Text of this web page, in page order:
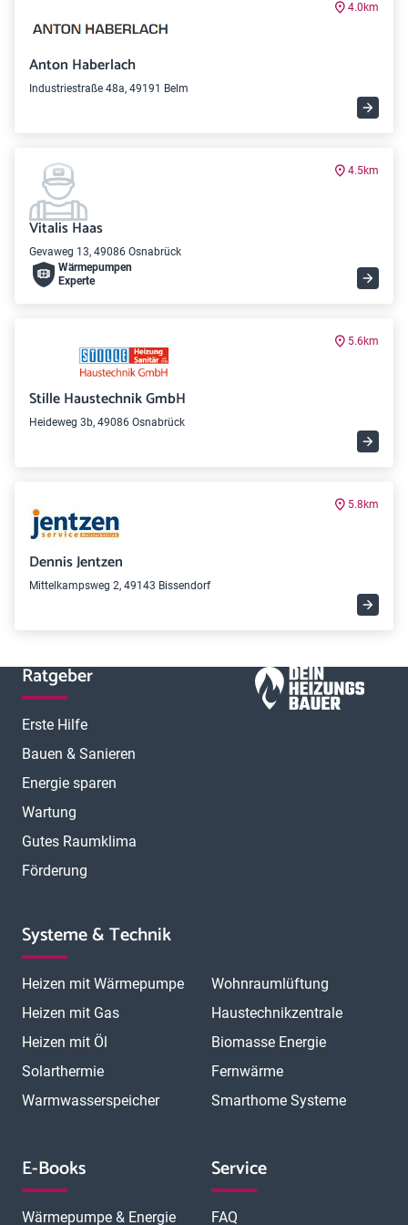
4.0km
Anton Haberlach
Industriestraße 48a, 49191 Belm
4.5km
Vitalis Haas
Gevaweg 13, 49086 Osnabrück
Wärme­pumpen
Experte
5.6km
Stille Haustechnik GmbH
Heideweg 3b, 49086 Osnabrück
5.8km
Dennis Jentzen
Mittelkampsweg 2, 49143 Bissendorf
Ratgeber
Erste Hilfe
Bauen & Sanieren
Energie sparen
Wartung
Gutes Raumklima
Förderung
Systeme & Technik
Heizen mit Wärmepumpe
Heizen mit Gas
Heizen mit Öl
Solarthermie
Warmwasserspeicher
Wohnraumlüftung
Haustechnikzentrale
Biomasse Energie
Fernwärme
Smarthome Systeme
E-Books
Wärmepumpe & Energie
Service
FAQ